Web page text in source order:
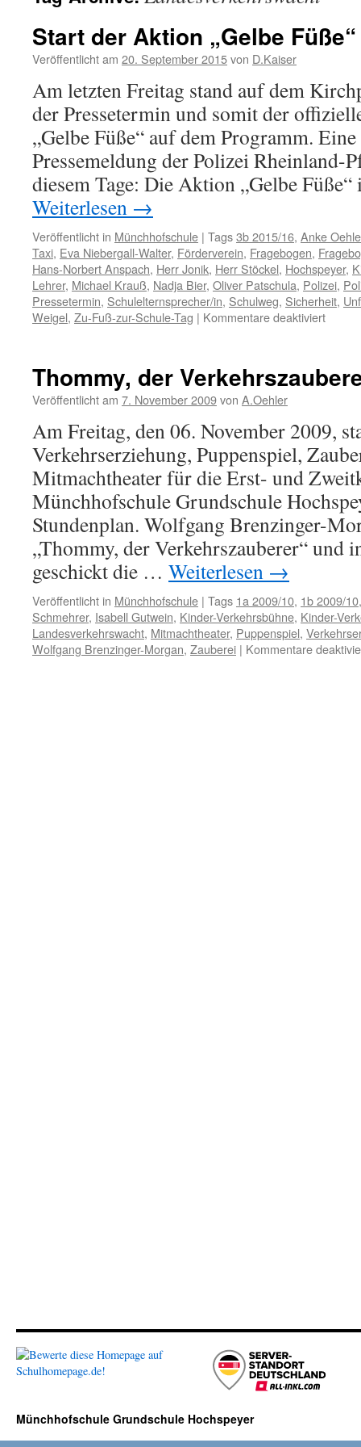
Start der Aktion „Gelbe Füße“
Veröffentlicht am 20. September 2015von D.Kaiser
Am letzten Freitag stand auf dem
der Pressetermin und somit der
„Gelbe Füße“ auf dem Programm.
Pressemeldung der Polizei Rheinland-
diesem Tage: Die Aktion „Gelbe
Weiterlesen →
Veröffentlicht in Münchhofschule | Tags3b 2015/16, Anke
Taxi, Eva Niebergall-Walter, Förderverein, Fragebogen,
Hans-Norbert Anspach, Herr Jonik, Herr Stöckel, Hochspeyer,
Lehrer, Michael Krauß, Nadja Bier, Oliver Patschula, Polizei,
Pressetermin, Schulelternsprecher/in, Schulweg, Sicherheit,
Weigel, Zu-Fuß-zur-Schule-Tag | Kommentare deaktiviertfür
„Gelbe
Thommy, der
Veröffentlicht am 7. November 2009von A.Oehler
Am Freitag, den 06. November 2009,
Verkehrserziehung, Puppenspiel,
Mitmachtheater für die Erst- und
Münchhofschule Grundschule
Stundenplan. Wolfgang Brenzinger-
„Thommy, der Verkehrszauberer“ und
geschickt die … Weiterlesen →
Veröffentlicht in Münchhofschule | Tags 1a 2009/10, 1b 2009/10
Schmehrer, Isabell Gutwein, Kinder-Verkehrsbühne, Kinder-
Landesverkehrswacht, Mitmachtheater, Puppenspiel,
Wolfgang Brenzinger-Morgan, Zauberei | Kommentare
Münchhofschule Grundschule Hochspeyer